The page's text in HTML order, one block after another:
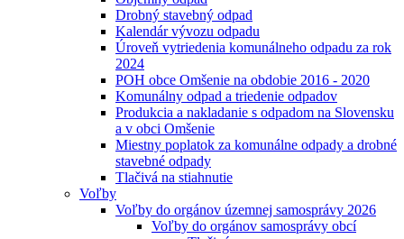
Drobný stavebný odpad
Kalendár vývozu odpadu
Úroveň vytriedenia komunálneho odpadu za rok
2024
POH obce Omšenie na obdobie 2016 - 2020
Komunálny odpad a triedenie odpadov
Produkcia a nakladanie s odpadom na Slovensku
a v obci Omšenie
Miestny poplatok za komunálne odpady a drobné
stavebné odpady
Tlačivá na stiahnutie
Voľby
Voľby do orgánov územnej samosprávy 2026
Voľby do orgánov samosprávy obcí